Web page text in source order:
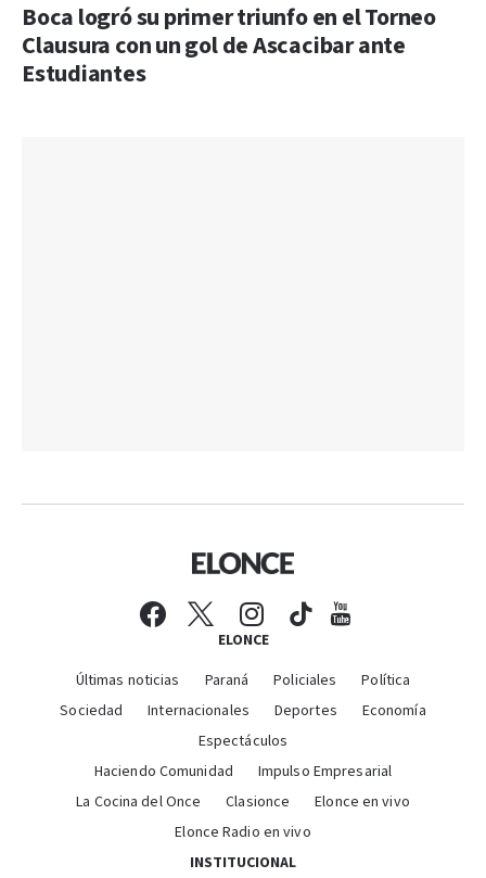
Boca logró su primer triunfo en el Torneo
Clausura con un gol de Ascacibar ante
Estudiantes
ELONCE
Últimas noticias Paraná Policiales
Política
Sociedad
Internacionales Deportes
Economía
Espectáculos
Haciendo Comunidad
Impulso Empresarial
La Cocina del Once
Clasionce
Elonce en vivo
Elonce Radio en vivo
INSTITUCIONAL